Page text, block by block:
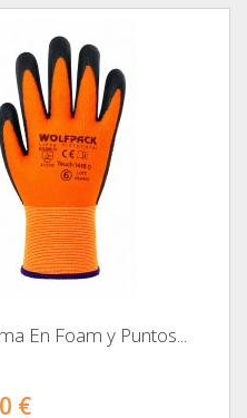
En Foam y Puntos...
€